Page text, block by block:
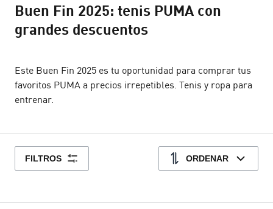
Buen Fin 2025: tenis PUMA con
grandes descuentos
Este Buen Fin 2025 es tu oportunidad para comprar tus
favoritos PUMA a precios irrepetibles. Tenis y ropa para
entrenar.
FILTROS ORDENAR